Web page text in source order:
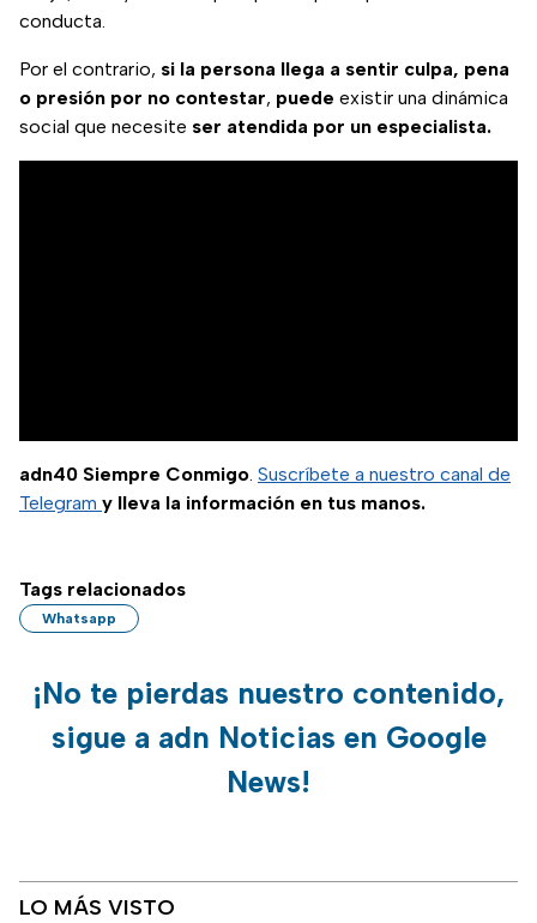
conducta.
Por el contrario, si la persona llega a sentir culpa, pena
o presión por no contestar, puede existir una dinámica
social que necesite ser atendida por un especialista.
adn40 Siempre Conmigo. Suscríbete a nuestro canal de
Telegram y lleva la información en tus manos.
Tags relacionados
Whatsapp
¡No te pierdas nuestro contenido,
sigue a adn Noticias en Google
News!
LO MÁS VISTO